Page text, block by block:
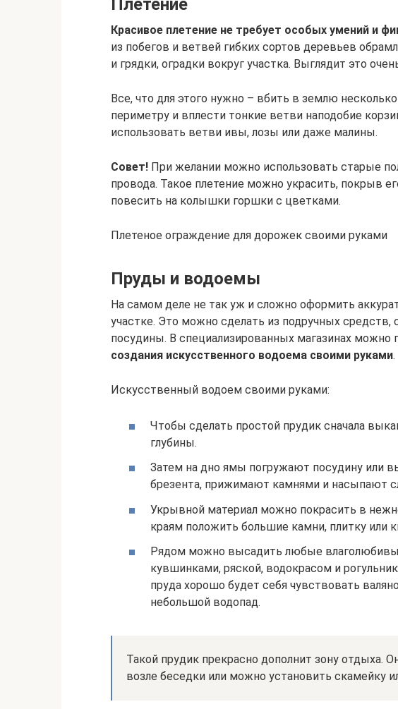
Плетение
Красивое плетение не требует особых умений и
из побегов и ветвей гибких сортов деревьев
и грядки, оградки вокруг участка. Выглядит это
Все, что для этого нужно – вбить в землю
периметру и вплести тонкие ветви наподобие
использовать ветви ивы, лозы или даже малины.
Совет! При желании можно использовать старые
провода. Такое плетение можно украсить, покрыв
повесить на колышки горшки с цветками.
Плетеное ограждение для дорожек своими руками
Пруды и водоемы
На самом деле не так уж и сложно оформить
участке. Это можно сделать из подручных
посудины. В специализированных магазинах можно
создания искусственного водоема своими руками.
Искусственный водоем своими руками:
Чтобы сделать простой прудик сначала
глубины.
Затем на дно ямы погружают посудину или
брезента, прижимают камнями и насыпают
Укрывной материал можно покрасить в
краям положить большие камни, плитку или
Рядом можно высадить любые
кувшинками, ряской, водокрасом и
пруда хорошо будет себя чувствовать
небольшой водопад.
Такой прудик прекрасно дополнит зону отдыха.
возле беседки или можно установить скамейку